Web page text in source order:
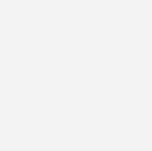
Anschluss an Werk
Inbetriebnahme des
12300 m² auf zwei